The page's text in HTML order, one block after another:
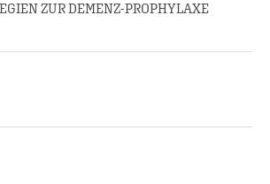
ZUR DEMENZ-PROPHYLAXE